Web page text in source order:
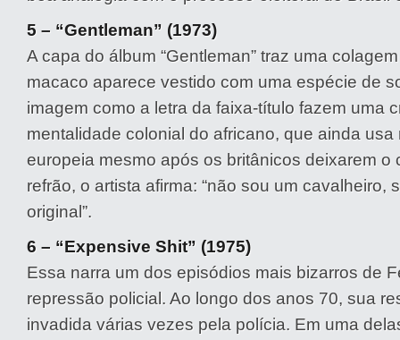
5 – “Gentleman” (1973)
A capa do álbum “Gentleman” traz uma
macaco aparece vestido com uma espécie de
imagem como a letra da faixa-título fazem uma
mentalidade colonial do africano, que ainda
europeia mesmo após os britânicos deixarem o
refrão, o artista afirma: “não sou um cavalheiro,
original”.
6 – “Expensive Shit” (1975)
Essa narra um dos episódios mais bizarros de
repressão policial. Ao longo dos anos 70, sua
invadida várias vezes pela polícia. Em uma